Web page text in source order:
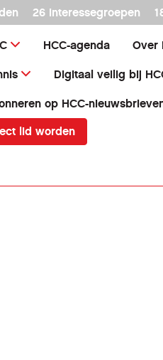
26 interessegroepen
HCC-agenda Over
Digitaal veilig bij
op HCC-
lid worden